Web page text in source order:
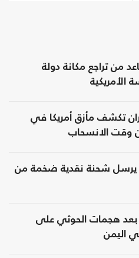
من تراجع مكانة دولة
الأمريكية
تكشف مأزق أمريكا في
وقت الانسحاب
يرسل شحنة نقدية ضخمة من
بعد هجمات الحوثي على
اليمن